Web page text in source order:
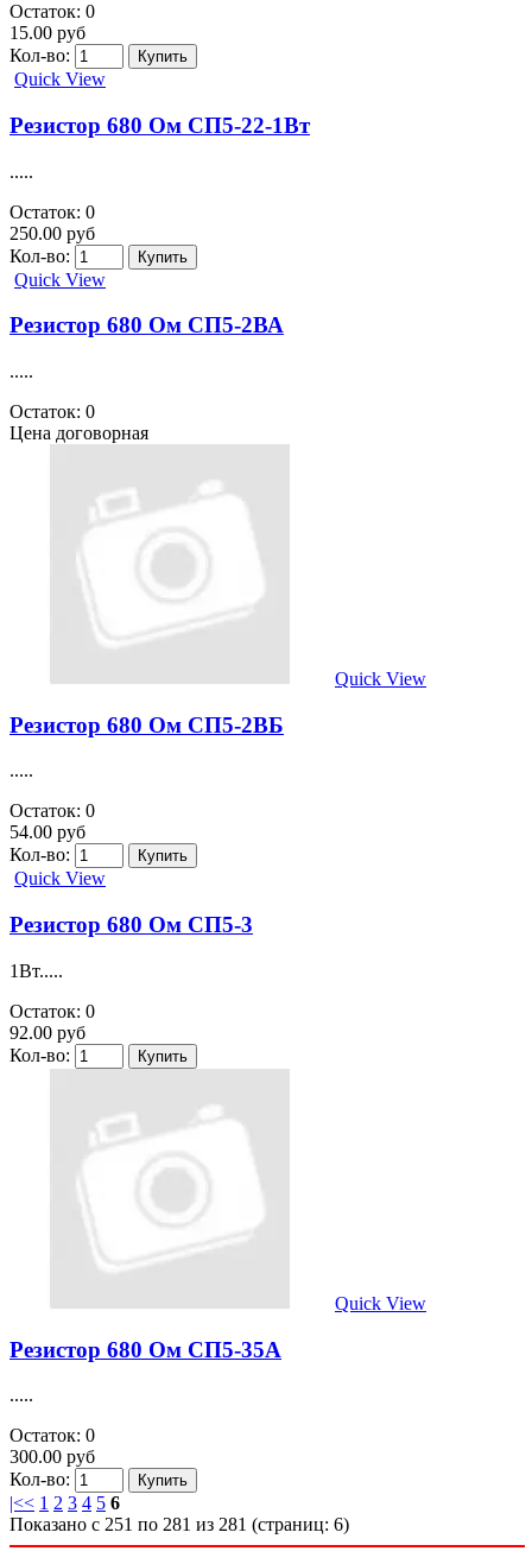
Остаток: 0
15.00 руб
Кол-во:
Quick View
Резистор 680 Ом СП5-22-1Вт
.....
Остаток: 0
250.00 руб
Кол-во:
Quick View
Резистор 680 Ом СП5-2ВА
.....
Остаток: 0
Цена договорная
Quick View
Резистор 680 Ом СП5-2ВБ
.....
Остаток: 0
54.00 руб
Кол-во:
Quick View
Резистор 680 Ом СП5-3
1Вт.....
Остаток: 0
92.00 руб
Кол-во:
Quick View
Резистор 680 Ом СП5-35А
.....
Остаток: 0
300.00 руб
Кол-во:
|<< 1 2 3 4 5 6
Показано с 251 по 281 из 281 (страниц: 6)